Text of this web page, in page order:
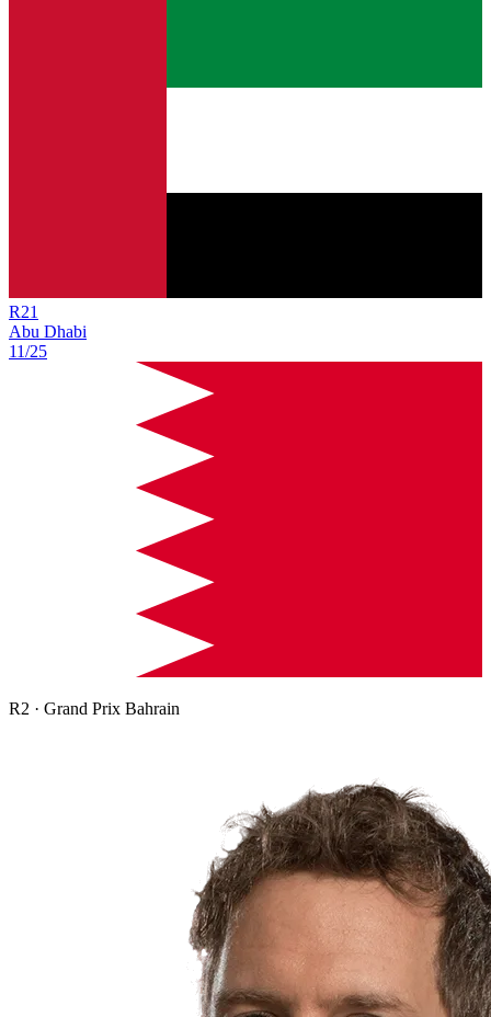
R21
Abu Dhabi
11/25
R2 · Grand Prix Bahrain